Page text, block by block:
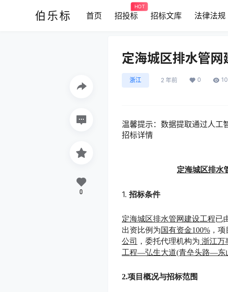
伯乐标 首页 招投标
HOT
招标文库 法律法规
定海城区排水管
浙江 2 年前 0 10
温馨提示： 数据提取通过人工
招标详情
定海城区排水
1. 招标条件
定海城区排水管网建设工程已
出资比例为国有资金100% ，
公司
，委托代理机构为 浙江万
工程—弘生大道(青垒头路—东
2.项目概况与招标范围
0